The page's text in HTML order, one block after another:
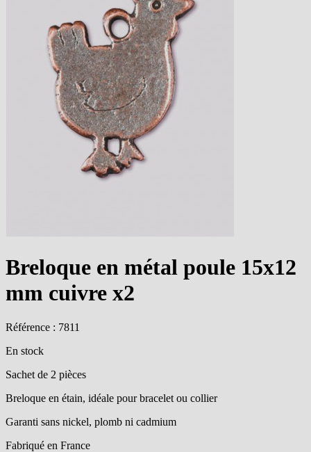
Breloque en métal poule 15x12
mm cuivre x2
Référence : 7811
En stock
Sachet de 2 pièces
Breloque en étain, idéale pour bracelet ou collier
Garanti sans nickel, plomb ni cadmium
Fabriqué en France